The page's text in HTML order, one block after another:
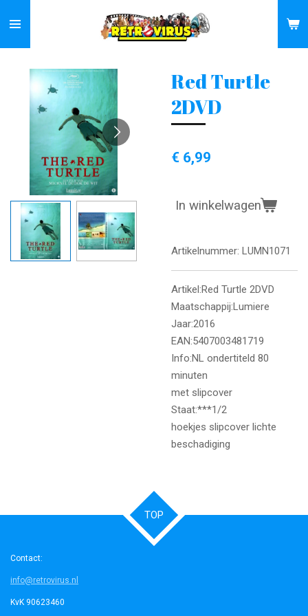
direct
naar
hoofdinhoud
Red Turtle
2DVD
€ 6,99
In winkelwagen
Artikelnummer: LUMN1071
Artikel:Red Turtle 2DVD
Maatschappij:Lumiere
Jaar:2016
EAN:5407003481719
Info:NL ondertiteld 80
minuten
met slipcover
Staat:***1/2
hoekjes slipcover lichte
beschadiging
TOP
Contact:
info@retrovirus.nl
KvK 90623460